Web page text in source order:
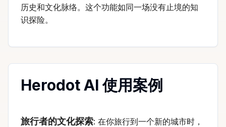
历史和文化脉络。这个功能如同一场没有止境的知
识探险。
Herodot AI 使用案例
旅行者的文化探索: 在你旅行到一个新的城市时，